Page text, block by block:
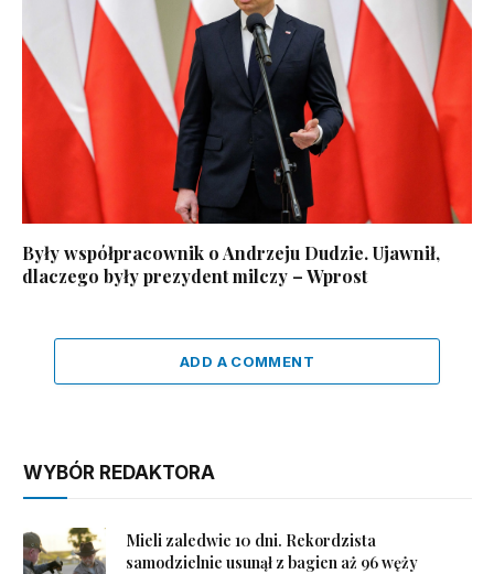
Były współpracownik o Andrzeju Dudzie. Ujawnił,
dlaczego były prezydent milczy – Wprost
ADD A COMMENT
WYBÓR REDAKTORA
Mieli zaledwie 10 dni. Rekordzista
samodzielnie usunął z bagien aż 96 węży